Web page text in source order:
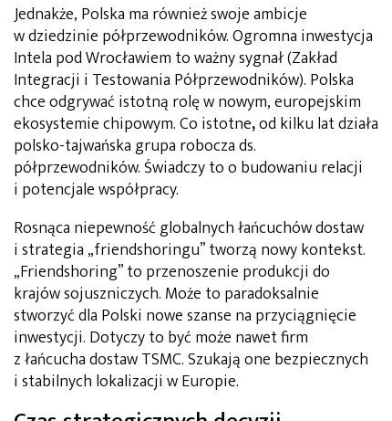
Jednakże, Polska ma również swoje ambicje
w dziedzinie półprzewodników. Ogromna inwestycja
Intela pod Wrocławiem to ważny sygnał (Zakład
Integracji i Testowania Półprzewodników). Polska
chce odgrywać istotną rolę w nowym, europejskim
ekosystemie chipowym.Co istotne,od kilku lat działa
polsko-tajwańska grupa robocza ds.
półprzewodników. Świadczy to o budowaniu relacji
i potencjale współpracy.
Rosnąca niepewność globalnych łańcuchów dostaw
i strategia „friendshoringu” tworzą nowy kontekst.
„Friendshoring” to przenoszenie produkcji do
krajów sojuszniczych. Może to paradoksalnie
stworzyć dla Polski nowe szanse na przyciągnięcie
inwestycji. Dotyczy to być może nawet firm
z łańcucha dostaw TSMC. Szukają one bezpiecznych
i stabilnych lokalizacji w Europie.